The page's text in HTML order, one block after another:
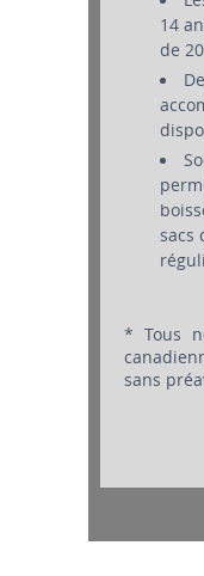
14
de
sacs
* Tous
sans